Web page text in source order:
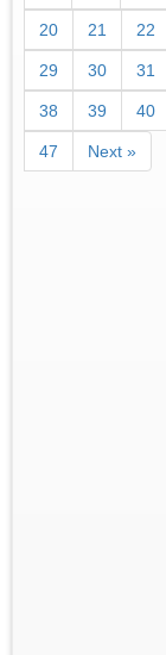
20 21 22
29 30 31
38 39 40
47 Next »